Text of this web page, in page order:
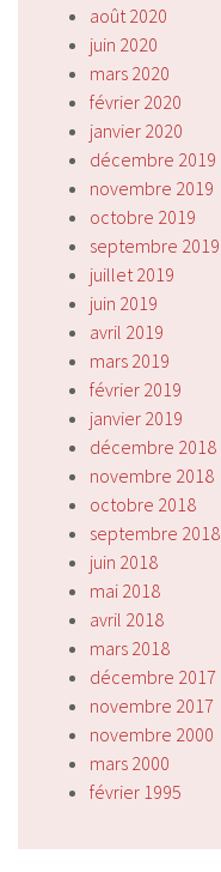
août 2020
juin 2020
mars 2020
février 2020
janvier 2020
décembre 2019
novembre 2019
octobre 2019
septembre 2019
juillet 2019
juin 2019
avril 2019
mars 2019
février 2019
janvier 2019
décembre 2018
novembre 2018
octobre 2018
septembre 2018
juin 2018
mai 2018
avril 2018
mars 2018
décembre 2017
novembre 2017
novembre 2000
mars 2000
février 1995